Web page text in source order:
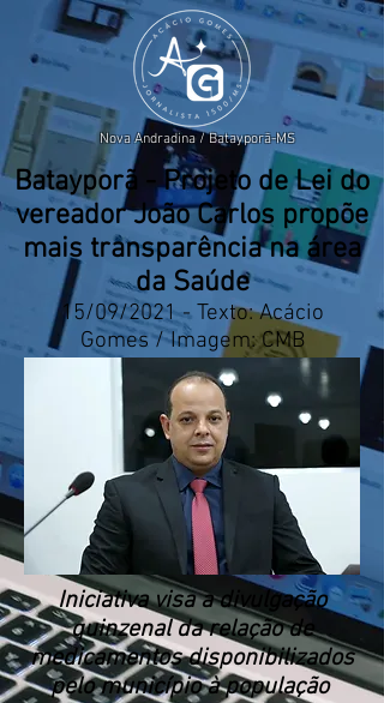
Nova Andradina / Batayporã-MS
Batayporã - Projeto de Lei do
vereador João Carlos propõe
mais transparência na área
da Saúde
15/09/2021 - Texto: Acácio
Gomes / Imagem: CMB
Iniciativa visa a divulgação
quinzenal da relação de
medicamentos disponibilizados
pelo município à população